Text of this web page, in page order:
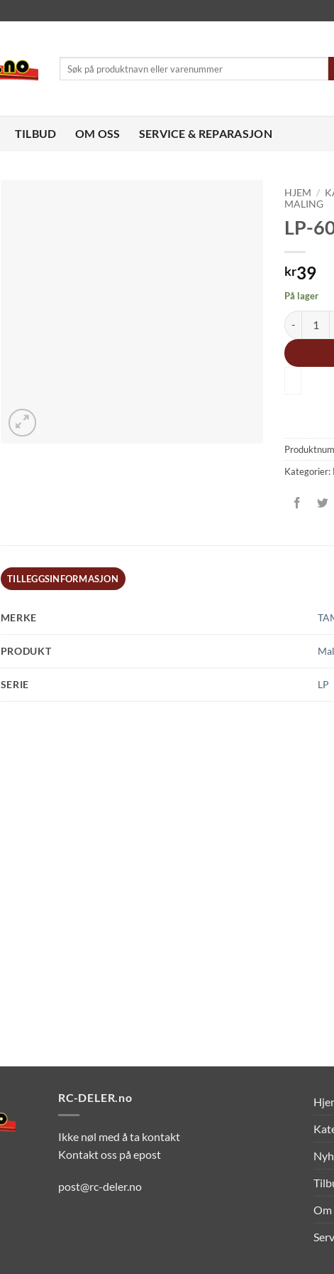
etter:
TILBUD OM OSS SERVICE & REPARASJON
HJEM /
MALING
LP-
kr39
På lager
LP-60
Kategorier:
TILLEGGSINFORMASJON
MERKE
PRODUKT
SERIE LP
RC-DELER.no
Ikke nøl med å ta kontakt
Kontakt oss på epost
post@rc-deler.no
Om